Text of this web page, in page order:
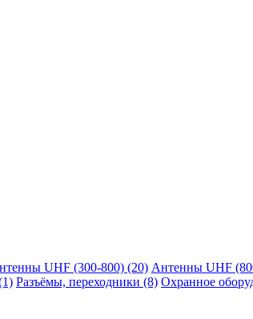
UHF (300-800) (20) Антенны UHF
Разъёмы, переходники (8) Охранное